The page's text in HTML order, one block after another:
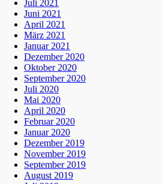
Juli 2021
Juni 2021
April 2021
März 2021
Januar 2021
Dezember 2020
Oktober 2020
September 2020
Juli 2020
Mai 2020
April 2020
Februar 2020
Januar 2020
Dezember 2019
November 2019
September 2019
August 2019